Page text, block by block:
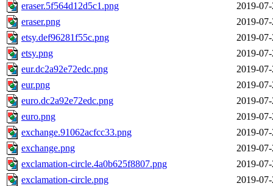
eraser.5f564d12d5c1.png
2019-
eraser.png
2019-
etsy.def96281f55c.png
2019-
etsy.png
2019-
eur.dc2a92e72edc.png
2019-
eur.png
2019-
euro.dc2a92e72edc.png
2019-
euro.png
2019-
exchange.91062acfcc33.png
2019-
exchange.png
2019-
exclamation-circle.4a0b625f8807.png
2019-
exclamation-circle.png
2019-